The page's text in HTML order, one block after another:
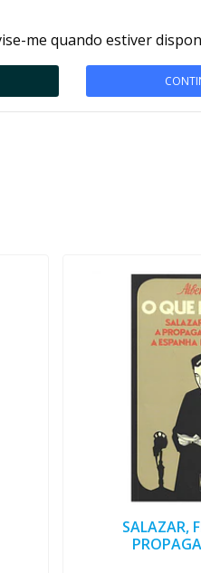
me quando estiver
SALAZAR,